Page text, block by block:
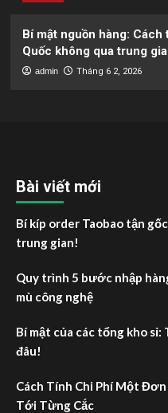
Bí mật nguồn hàng:
Quốc không qua trung
admin Tháng 6 2, 2026
Bài viết mới
Bí kíp order Taobao tận
trung gian!
Quy trình 5 bước nhập
mù công nghệ
Bí mật của các tổng kho
đâu!
Cách Tính Chi Phí Một Đơn
Tới Từng Cắc